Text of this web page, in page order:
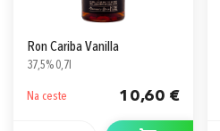
Ron Cariba Vanilla
37,5% 0,7l
Na ceste 10,60 €